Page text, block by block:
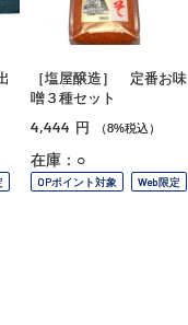
［塩屋醸造］ 定番お味
噌３種セット
4,444 円 （8%税込）
在庫：○
OPポイント対象 Web限定